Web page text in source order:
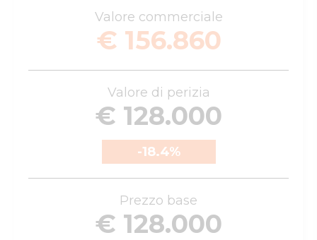
Valore commerciale
€ 156.860
Valore di perizia
€ 128.000
-18.4%
Prezzo base
€ 128.000